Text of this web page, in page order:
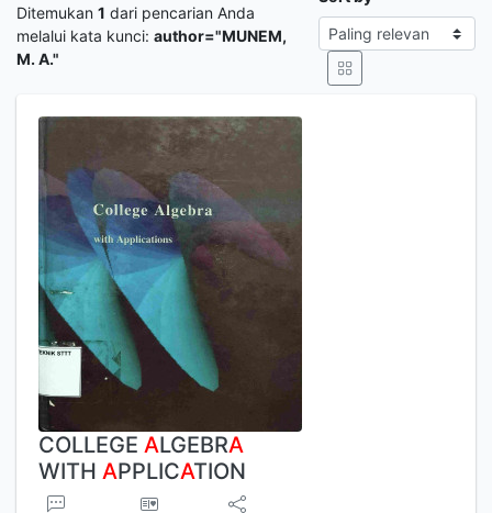
Ditemukan 1 dari pencarian Anda
melalui kata kunci: author="MUNEM,
M. A."
COLLEGE ALGEBRA
WITH APPLICATION